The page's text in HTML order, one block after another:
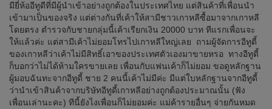
มียี่ห้ออีทูดีที่มีผู้นำเข้าอย่างถูกต้องในประเทศไทย แต่สินค้าที่เพื่อนนำ
เข้ามาเป็นของจริง แต่ต่างกันที่เค้าให้สามีชาวเกาหลีซื้อมาจากเกาหลี
โดยตรง ตำรวจกับชายกลุ่มนี้เค้าเรียกเงิน 20000 บาท ทีแรกเพื่อนจะ
ให้แล้วค่ะ แต่สามีเค้าไม่ยอมโทรไปเกาหลีใหญ่เลย ถามผู้จัดการอีทูดี้
ของเกาหลีว่าเค้าไม่มีสิทธิ์เอาของประเทศตัวเองมาขายหรอ ทางอีทูดี้
ก็บอกว่าไม่ได้ห้ามใครขายเลย เพื่อนกับแฟนเค้าก็ไม่ยอม ขอดูหลักฐาน
ผู้มอบฉันทะจากอีทูดี้ ชาย 2 คนนี้เค้าไม่มีค่ะ มีแต่ใบหลักฐานจากอีทูดี้
ว่านำเข้าสินค้าจากบริษัทอีทูดี้เกาหลีอย่างถูกต้องประมาณนั้น (ฟัง
เพื่อนเล่านะคะ) ทีนี้ยังไงเพื่อนก็ไม่ยอมค่ะ แม่ค้ารายอื่นๆ จ่ายกันหมด